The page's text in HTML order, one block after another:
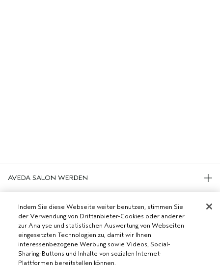
AVEDA SALON WERDEN
BENÖTIGST DU HILFE?
RUFE UNS AN +41315280239
CHATTE MIT UNS
KUNDENSERVICE
KONTAKTIERE DEN HERSTELLER
RÜCKSENDUNGEN & UMTAUSCH
ALLGEMEINES
DATENSCHUTZRICHTLINIE
NUTZUNGSBEDINGUNGEN
Indem Sie diese Webseite weiter benutzen, stimmen Sie
der Verwendung von Drittanbieter-Cookies oder anderer
zur Analyse und statistischen Auswertung von Webseiten
eingesetzten Technologien zu, damit wir Ihnen
interessenbezogene Werbung sowie Videos, Social-
Sharing-Buttons und Inhalte von sozialen Internet-
Plattformen bereitstellen können.